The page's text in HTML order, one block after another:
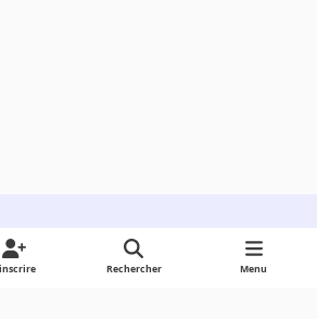
Rechercher Menu